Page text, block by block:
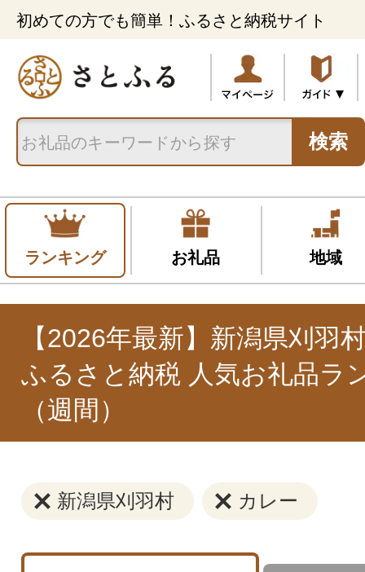
初めての方でも簡単！ふるさと納税サイト
検索
ランキング お礼品 地域
【2026年最新】新潟県刈羽
ふるさと納税 人気お礼品ラ
（週間）
新潟県刈羽村 カレー